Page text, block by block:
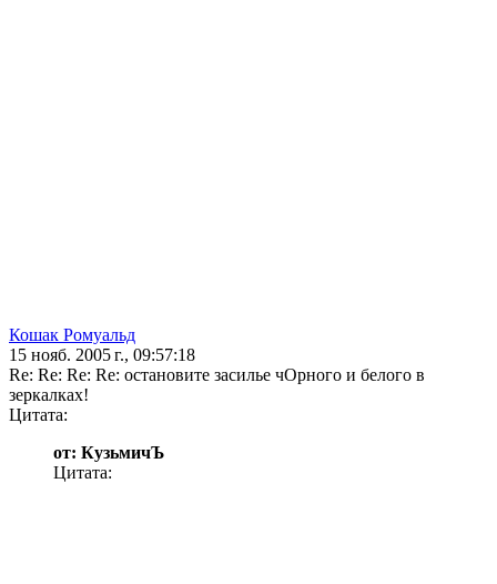
Кошак Ромуальд
15 нояб. 2005 г., 09:57:18
Re: Re: Re: Re: остановите засилье чОрного и белого в
зеркалках!
Цитата:
от: КузьмичЪ
Цитата: